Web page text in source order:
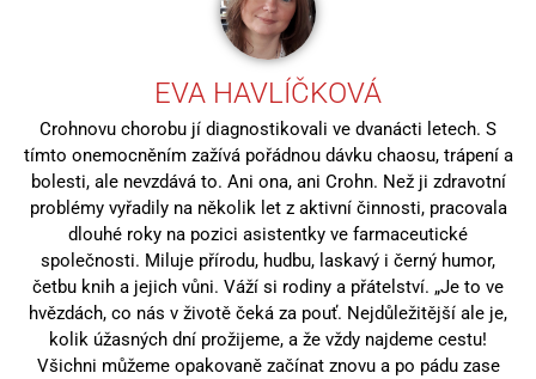
EVA HAVLÍČKOVÁ
Crohnovu chorobu jí diagnostikovali ve dvanácti letech. S
tímto onemocněním zažívá pořádnou dávku chaosu, trápení a
bolesti, ale nevzdává to. Ani ona, ani Crohn. Než ji zdravotní
problémy vyřadily na několik let z aktivní činnosti, pracovala
dlouhé roky na pozici asistentky ve farmaceutické
společnosti. Miluje přírodu, hudbu, laskavý i černý humor,
četbu knih a jejich vůni. Váží si rodiny a přátelství. „Je to ve
hvězdách, co nás v životě čeká za pouť. Nejdůležitější ale je,
kolik úžasných dní prožijeme, a že vždy najdeme cestu!
Všichni můžeme opakovaně začínat znovu a po pádu zase